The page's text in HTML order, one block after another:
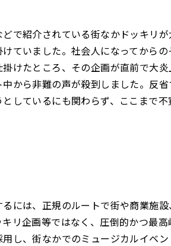
で紹介されている街なかドッキリ
ていました。社会人になってから
けたところ、その企画が直前で大
から非難の声が殺到しました。反
しているにも関わらず、ここまで
には、正規のルートで街や商業施
リ企画等ではなく、圧倒的かつ最高
し、街なかでのミュージカルイベン